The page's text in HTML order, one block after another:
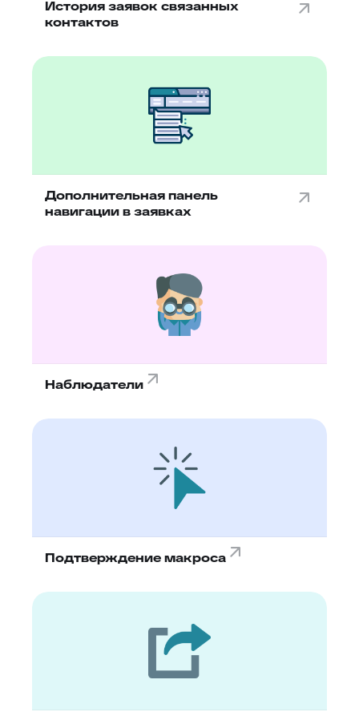
История заявок связанных
контактов
Дополнительная панель
навигации в заявках
Наблюдатели
Подтверждение макроса